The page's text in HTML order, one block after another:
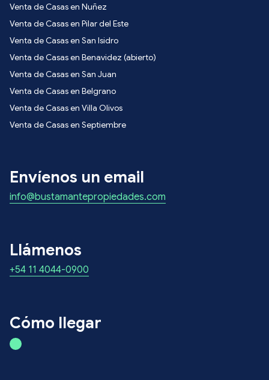
Venta de Casas en Nuñez
Venta de Casas en Pilar del Este
Venta de Casas en San Isidro
Venta de Casas en Benavidez (abierto)
Venta de Casas en San Juan
Venta de Casas en Belgrano
Venta de Casas en Villa Olivos
Venta de Casas en Septiembre
Envíenos un email
info@bustamantepropiedades.com
Llámenos
+54 11 4044-0900
Cómo llegar